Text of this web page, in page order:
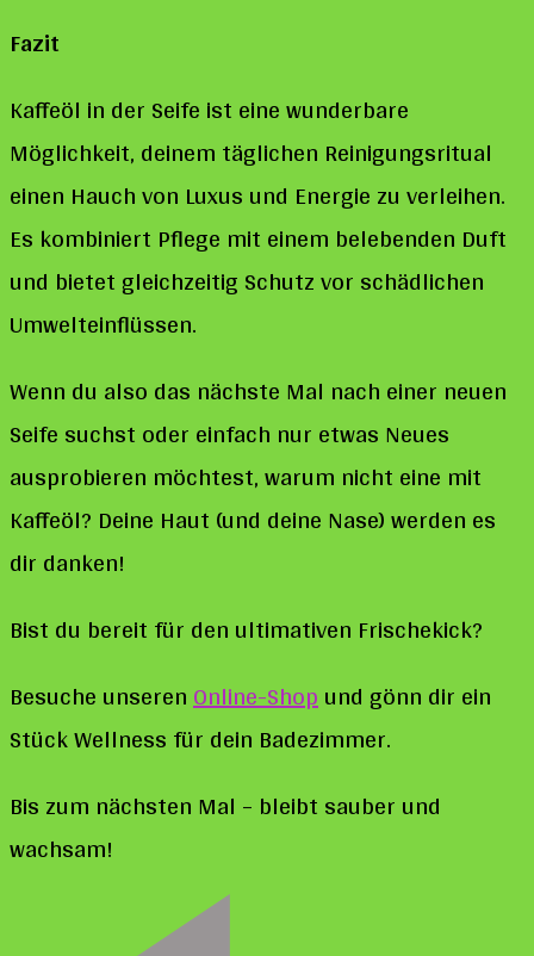
Fazit
Kaffeöl in der Seife ist eine wunderbare
Möglichkeit, deinem täglichen Reinigungsritual
einen Hauch von Luxus und Energie zu verleihen.
Es kombiniert Pflege mit einem belebenden Duft
und bietet gleichzeitig Schutz vor schädlichen
Umwelteinflüssen.
Wenn du also das nächste Mal nach einer neuen
Seife suchst oder einfach nur etwas Neues
ausprobieren möchtest, warum nicht eine mit
Kaffeöl? Deine Haut (und deine Nase) werden es
dir danken!
Bist du bereit für den ultimativen Frischekick?
Besuche unserenOnline-Shopund gönn dir ein
Stück Wellness für dein Badezimmer.
Bis zum nächsten Mal – bleibt sauber und
wachsam!